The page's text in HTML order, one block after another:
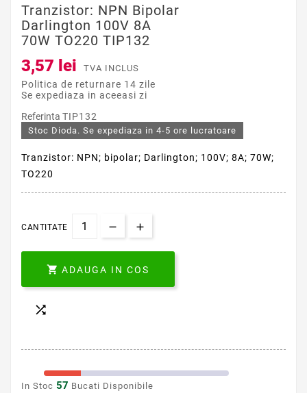
Tranzistor: NPN Bipolar
Darlington 100V 8A
70W TO220 TIP132
3,57 lei TVA INCLUS
Politica de returnare 14 zile
Se expediaza in aceeasi zi
Referinta TIP132
Stoc Dioda. Se expediaza in 4-5 ore lucratoare
Tranzistor: NPN; bipolar; Darlington; 100V; 8A; 70W;
TO220
CANTITATE
 ADAUGA IN COS

In Stoc 57 Bucati Disponibile